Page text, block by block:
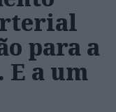
para a
E a um